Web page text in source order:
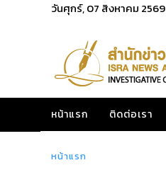
วันศุกร์, 07 สิงหาคม 2569
หน้าแรก ติดต่อเรา
หน้าแรก